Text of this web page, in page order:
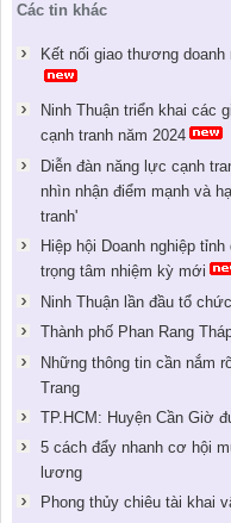
Các tin khác
Kết nối giao thương
Ninh Thuận triển khai các
cạnh tranh năm 2024
Diễn đàn năng lực cạnh
nhìn nhận điểm mạnh và
tranh'
Hiệp hội Doanh nghiệp
trọng tâm nhiệm kỳ mới
Ninh Thuận lần đầu tổ
Thành phố Phan Rang
Những thông tin cần nắm
Trang
TP.HCM: Huyện Cần Giờ
5 cách đẩy nhanh cơ hội
lương
Phong thủy chiêu tài khai